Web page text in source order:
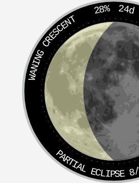
贼！你今日还不下马受死，更待何
取。哪吒手中槍急架相还，未及数
罩罩来；张奎知此宝利害，把身子
见张奎预先走了，因想起土行孙的
前来迎武王。张奎急走至城下，雷
陷，天人不知存亡；自思不若往朝
作道理。话说哪吒上前，迎接武王
来将大军进城屯札，又将城上各首
处，设祭祀之不表。且说张奎全装
大道而走；如风一般，飞云掣电而
地底下来了，杨任知会韦护曰：“
仔细些，不要走了他。你看我手往
杵镇之。”韦护曰：“谨领尊命。”再
28% 24d
WANING CRESCENT
PARTIAL ECLIPSE